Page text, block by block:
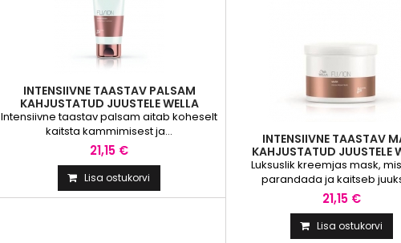
INTENSIIVNE TAASTAV PALSAM
KAHJUSTATUD JUUSTELE WELLA
FUSION INTENSE REPAIR...
Intensiivne taastav palsam aitab koheselt
kaitsta kammimisest ja...
21,15 €
Lisa ostukorvi
INTENSIIVNE TAASTAV
KAHJUSTATUD JUUSTELE
FUSION INTENSE
Luksuslik kreemjas mask,
parandada ja kaitseb
murdumise...
21,15 €
Lisa ostukorvi